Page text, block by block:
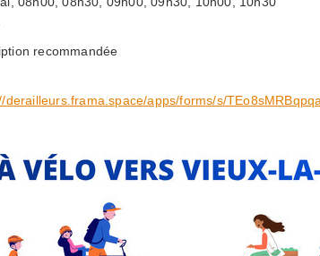
recommandée
derailleurs.frama.space/apps/forms/s/